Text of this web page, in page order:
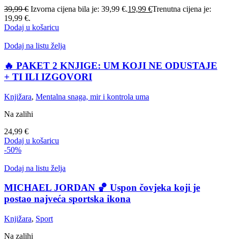
39,99€ Izvorna cijena bila je: 39,99 €.19,99 €Trenutna cijena je:
19,99 €.
Dodaj u košaricu
Dodaj na listu želja
🔥 PAKET 2 KNJIGE: UM KOJI NE ODUSTAJE
+ TI ILI IZGOVORI
Knjižara, Mentalna snaga, mir i kontrola uma
Na zalihi
24,99 €
Dodaj u košaricu
-50%
Dodaj na listu želja
MICHAEL JORDAN 🏀 Uspon čovjeka koji je
postao najveća sportska ikona
Knjižara, Sport
Na zalihi